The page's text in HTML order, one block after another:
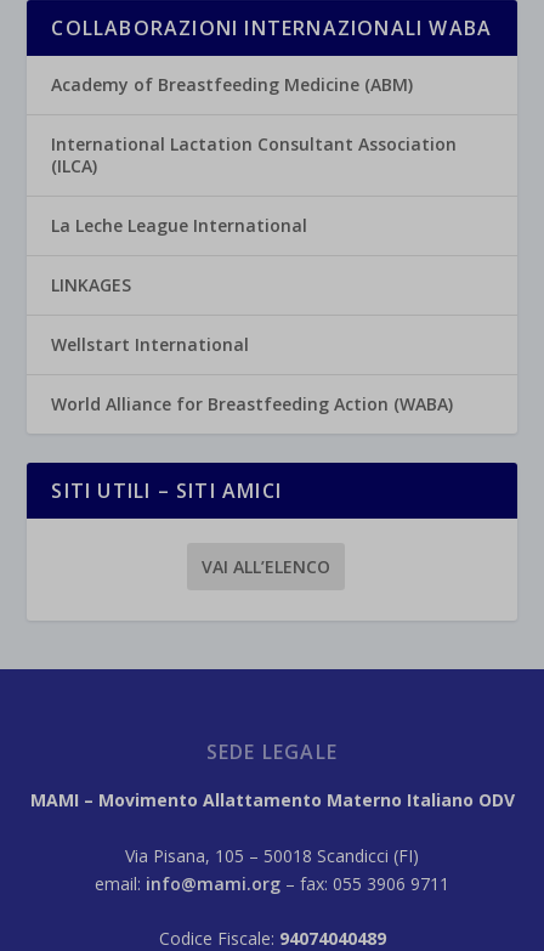
COLLABORAZIONI INTERNAZIONALI WABA
Academy of Breastfeeding Medicine (ABM)
International Lactation Consultant Association
(ILCA)
La Leche League International
LINKAGES
Wellstart International
World Alliance for Breastfeeding Action (WABA)
SITI UTILI – SITI AMICI
VAI ALL’ELENCO
SEDE LEGALE
MAMI – Movimento Allattamento Materno Italiano ODV
Via Pisana, 105 – 50018 Scandicci (FI)
email: info@mami.org – fax: 055 3906 9711
Codice Fiscale: 94074040489